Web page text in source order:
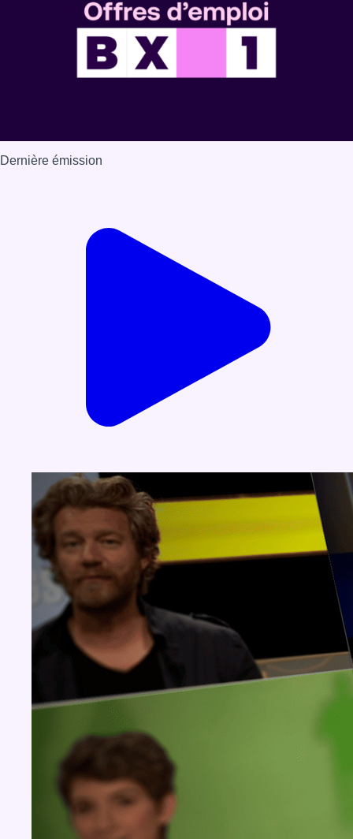
Dernière émission